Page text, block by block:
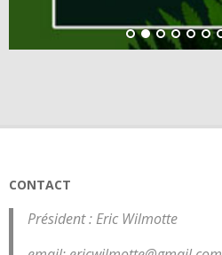
CONTACT
Président : Eric Wilmotte